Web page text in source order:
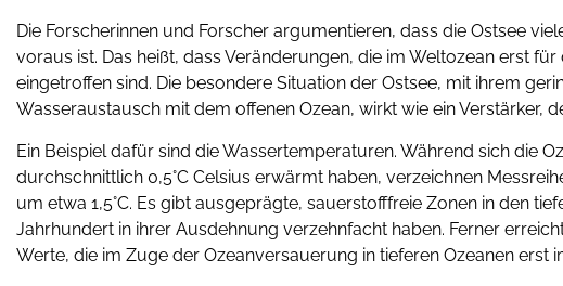
Die Forscherinnen und Forscher argumentieren, dass die Ostsee
voraus ist. Das heißt, dass Veränderungen, die im Weltozean erst
eingetroffen sind. Die besondere Situation der Ostsee, mit ihrem
Wasseraustausch mit dem offenen Ozean, wirkt wie ein Verstärker,
Ein Beispiel dafür sind die Wassertemperaturen. Während sich die
durchschnittlich 0,5°C Celsius erwärmt haben, verzeichnen
um etwa 1,5°C. Es gibt ausgeprägte, sauerstofffreie Zonen in den
Jahrhundert in ihrer Ausdehnung verzehnfacht haben. Ferner
Werte, die im Zuge der Ozeanversauerung in tieferen Ozeanen erst